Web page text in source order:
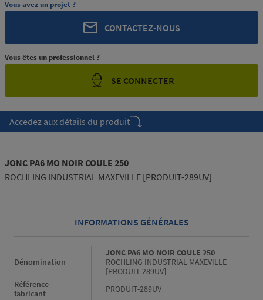
Vous avez un projet ?
CONTACTEZ-NOUS
Vous êtes un professionnel ?
SE CONNECTER
Accedez aux détails du produit
JONC PA6 MO NOIR COULE 250
ROCHLING INDUSTRIAL MAXEVILLE [PRODUIT-289UV]
INFORMATIONS GÉNÉRALES
Dénomination
JONC PA6 MO NOIR COULE 250
ROCHLING INDUSTRIAL MAXEVILLE
[PRODUIT-289UV]
Référence
fabricant
PRODUIT-289UV